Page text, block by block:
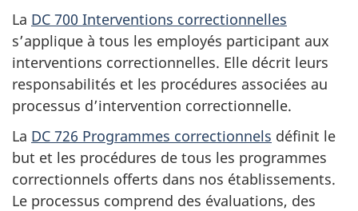
La DC 700 Interventions correctionnelles
s’applique à tous les employés participant aux
interventions correctionnelles. Elle décrit leurs
responsabilités et les procédures associées au
processus d’intervention correctionnelle.
La DC 726 Programmes correctionnels définit le
but et les procédures de tous les programmes
correctionnels offerts dans nos établissements.
Le processus comprend des évaluations, des